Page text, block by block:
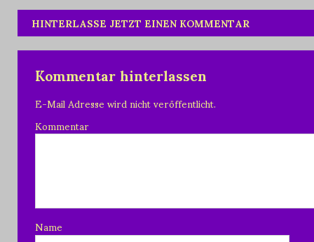
HINTERLASSE JETZT EINEN KOMMENTAR
Kommentar hinterlassen
E-Mail Adresse wird nicht veröffentlicht.
Kommentar
Name